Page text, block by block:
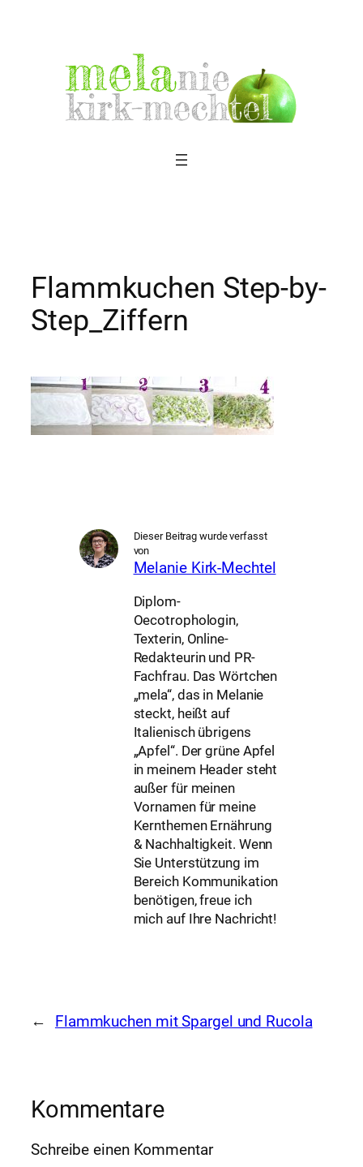
Flammkuchen Step-by-
Step_Ziffern
Dieser Beitrag wurde verfasst
von
Melanie Kirk-Mechtel
Diplom-
Oecotrophologin,
Texterin, Online-
Redakteurin und PR-
Fachfrau. Das Wörtchen
„mela“, das in Melanie
steckt, heißt auf
Italienisch übrigens
„Apfel“. Der grüne Apfel
in meinem Header steht
außer für meinen
Vornamen für meine
Kernthemen Ernährung
& Nachhaltigkeit. Wenn
Sie Unterstützung im
Bereich Kommunikation
benötigen, freue ich
mich auf Ihre Nachricht!
← Flammkuchen mit Spargel und Rucola
Kommentare
Schreibe einen Kommentar